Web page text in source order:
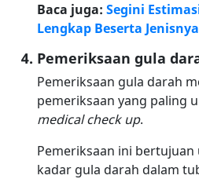
Baca juga: Segini
Lengkap Beserta Jenisnya
Pemeriksaan gula
Pemeriksaan gula darah
pemeriksaan yang paling
medical check up.
Pemeriksaan ini
kadar gula darah dalam